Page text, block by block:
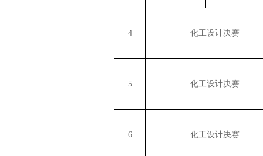
4 化工设计决赛
5 化工设计决赛
6 化工设计决赛